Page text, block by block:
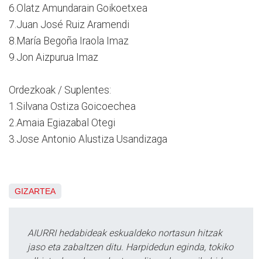
6.Olatz Amundarain Goikoetxea
7.Juan José Ruiz Aramendi
8.María Begoña Iraola Imaz
9.Jon Aizpurua Imaz
Ordezkoak / Suplentes:
1.Silvana Ostiza Goicoechea
2.Amaia Egiazabal Otegi
3.Jose Antonio Alustiza Usandizaga
GIZARTEA
AIURRI hedabideak eskualdeko nortasun hitzak
jaso eta zabaltzen ditu. Harpidedun eginda, tokiko